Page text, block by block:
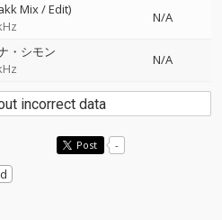
Mix / Edit)
N/A
・シモン
N/A
incorrect data
Post -